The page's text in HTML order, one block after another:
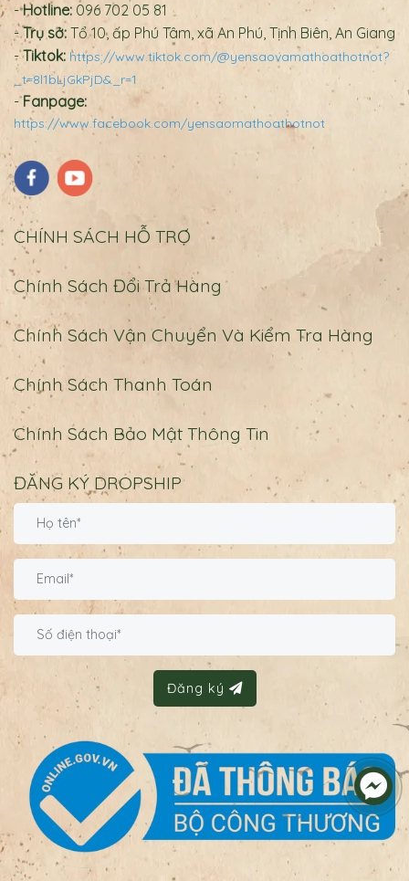
-Hotline: 096 702 05 81
-Trụ sở: Tổ 10, ấp Phú Tâm, xã An Phú, Tịnh Biên, An Giang
-Tiktok: https://www.tiktok.com/@yensaovamathoathotnot?
_t=8l1bLjGkPjD&_r=1
-Fanpage:
https://www.facebook.com/yensaomathoathotnot
CHÍNH SÁCH HỖ TRỢ
Chính Sách Đổi Trả Hàng
Chính Sách Vận Chuyển Và Kiểm Tra Hàng
Chính Sách Thanh Toán
Chính Sách Bảo Mật Thông Tin
ĐĂNG KÝ DROPSHIP
Đăng ký